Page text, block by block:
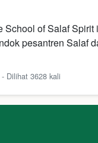
of Salaf
pesantren Salaf
Dilihat 3628 kali